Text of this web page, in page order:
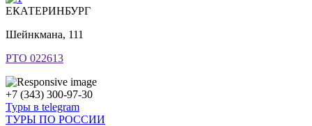
ЕКАТЕРИНБУРГ
Шейнкмана, 111
РТО 022613
+7 (343) 300-97-30
Туры в telegram
ТУРЫ ПО РОССИИ